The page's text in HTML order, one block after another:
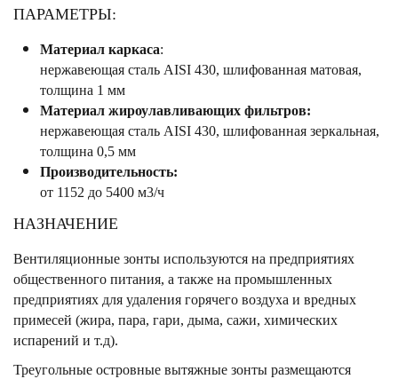
ПАРАМЕТРЫ:
Материал каркаса:
нержавеющая сталь AISI 430, шлифованная матовая,
толщина 1 мм
Материал жироулавливающих фильтров:
нержавеющая сталь AISI 430, шлифованная зеркальная,
толщина 0,5 мм
Производительность:
от 1152 до 5400 м3/ч
НАЗНАЧЕНИЕ
Вентиляционные зонты используются на предприятиях
общественного питания, а также на промышленных
предприятиях для удаления горячего воздуха и вредных
примесей (жира, пара, гари, дыма, сажи, химических
испарений и т.д).
Треугольные островные вытяжные зонты размещаются